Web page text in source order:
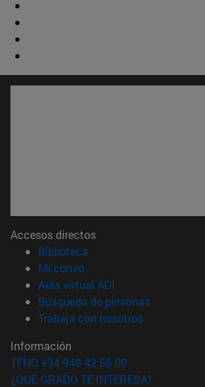
Accesos directos
Biblioteca
Mi correo(abre en nueva ventana)
Aula virtual ADI
Búsqueda de personas(abre en
Trabaja con nosotros(abre en
Información
TFNO +34 948 42 56 00
¿QUÉ GRADO TE INTERESA?